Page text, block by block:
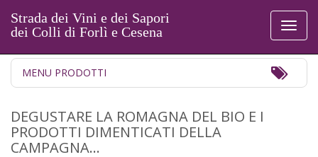
Strada dei Vini e dei Sapori
dei Colli di Forlì e Cesena
MENU PRODOTTI
​DEGUSTARE LA ROMAGNA DEL BIO E I
PRODOTTI DIMENTICATI DELLA
CAMPAGNA…